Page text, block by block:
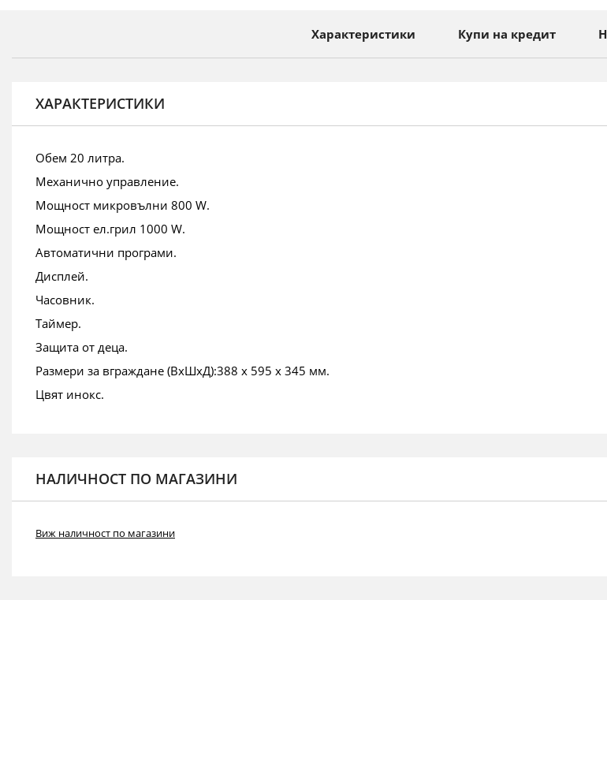
снимки
Характеристики Купи на кредит
ХАРАКТЕРИСТИКИ
Обем 20 литра.
Механично управление.
Мощност микровълни 800 W.
Мощност ел.грил 1000 W.
Автоматични програми.
Дисплей.
Часовник.
Таймер.
Защита от деца.
Размери за вграждане (ВхШхД):388 х 595 х 345 мм.
Цвят инокс.
НАЛИЧНОСТ ПО МАГАЗИНИ
Виж наличност по магазини